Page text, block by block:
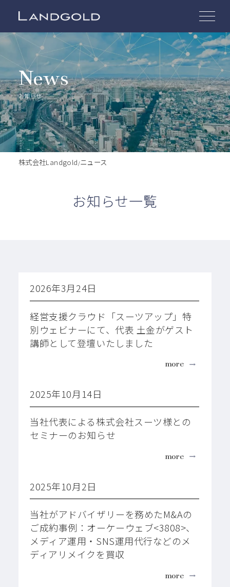
News
お知らせ
株式会社Landgold/ニュース
お知らせ一覧
2026年3月24日
経営支援クラウド「スーツアップ」特
別ウェビナーにて、代表 土金がゲスト
講師として登壇いたしました
more
2025年10月14日
当社代表による株式会社スーツ様との
セミナーのお知らせ
more
2025年10月2日
当社がアドバイザリーを務めたM&Aの
ご成約事例：オーケーウェブ<3808>、
メディア運用・SNS運用代行などのメ
ディアリメイクを買収
more